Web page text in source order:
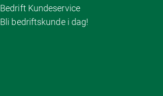
Bedrift Kundeservice
Bli bedriftskunde i dag!